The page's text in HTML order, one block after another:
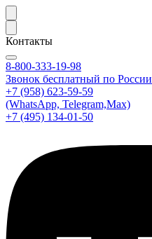
Контакты
8-800-333-19-98
Звонок бесплатный по России
+7 (958) 623-59-59
(WhatsApp, Telegram,Max)
+7 (495) 134-01-50